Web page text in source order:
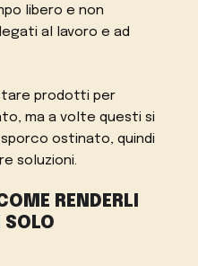
libero e non
al lavoro e ad
prodotti per
ma a volte questi si
ostinato, quindi
soluzioni.
RENDERLI
SOLO